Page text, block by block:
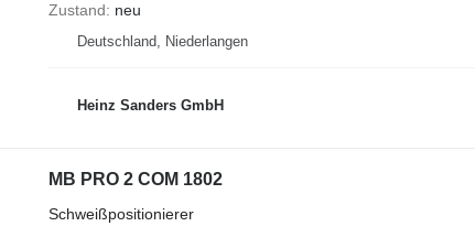
Zustand
neu
Deutschland, Niederlangen
Heinz Sanders GmbH
MB PRO 2 COM 1802
Schweißpositionierer